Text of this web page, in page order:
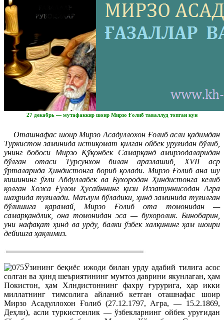
27 декабрь — мутафаккир шоир Мирзо Ғолиб таваллуд топган кун
Оташнафас шоир Мирзо Асадуллохон Ғолиб асли қадимдан
Туркистон заминида истиқомат қилган ойбек уруғидан бўлиб,
унинг бобоси Мирзо Қўқонбек Самарқанд амирзодаларидан
бўлган отаси Турсунхон билан аразлашиб, XVII аср
ўрталарида Ҳиндистонга бориб қолади. Мирзо Ғолиб ана шу
кишининг ўғли Абдуллабек ва Бухородан Ҳиндистонга келиб
қолган Хожа Ғулом Ҳусайннинг қизи Иззатуннисодан Агра
шаҳрида туғилади. Маълум бўладики, ҳинд заминида туғилган
бўлишига қарамай, Мирзо Ғолиб ота томонидан —
самарқандлик, она томонидан эса — бухоролик. Бинобарин,
уни нафақат ҳинд ва урду, балки ўзбек халқининг ҳам шоири
дейишга ҳақлимиз.
Ўзининг беқиёс ижоди билан урду адабий тилига асос
солган ва ҳинд шеъриятининг мумтоз даврини якунлаган, ҳам
Покистон, ҳам Хлндистоннинг фахру ғурурига, ҳар икки
миллатнинг тимсолига айланиб кетган оташнафас шоир
Мирзо Асадуллохон Ғолиб (27.12.1797, Агра, — 15.2.1869,
Деҳли), асли туркистонлик — ўзбекларнинг ойбек уруғидан